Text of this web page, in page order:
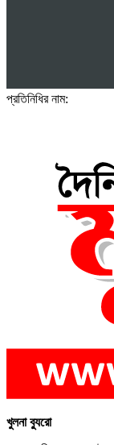
প্রতিনিধির নাম:
খুলনা ব্যুরো